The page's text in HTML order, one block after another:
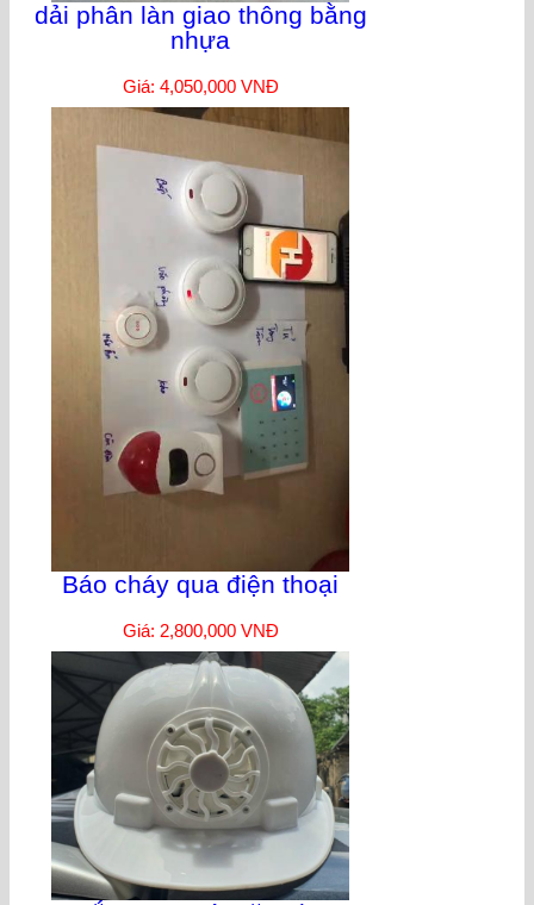
dải phân làn giao thông bằng
nhựa
Giá: 4,050,000 VNĐ
Báo cháy qua điện thoại
Giá: 2,800,000 VNĐ